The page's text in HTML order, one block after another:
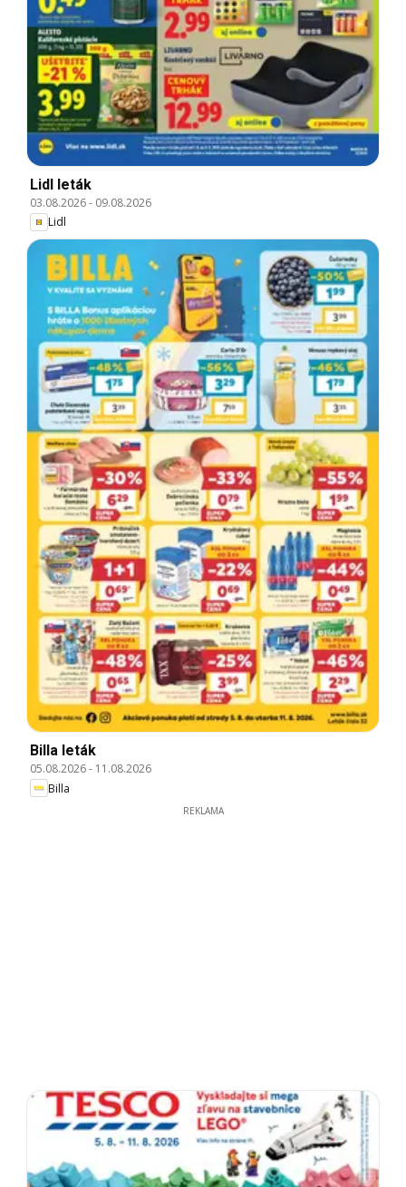
Lidl leták
03.08.2026- 09.08.2026
Lidl
Billa leták
05.08.2026- 11.08.2026
Billa
REKLAMA